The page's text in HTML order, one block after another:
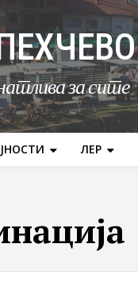
за сите
ЛЕР